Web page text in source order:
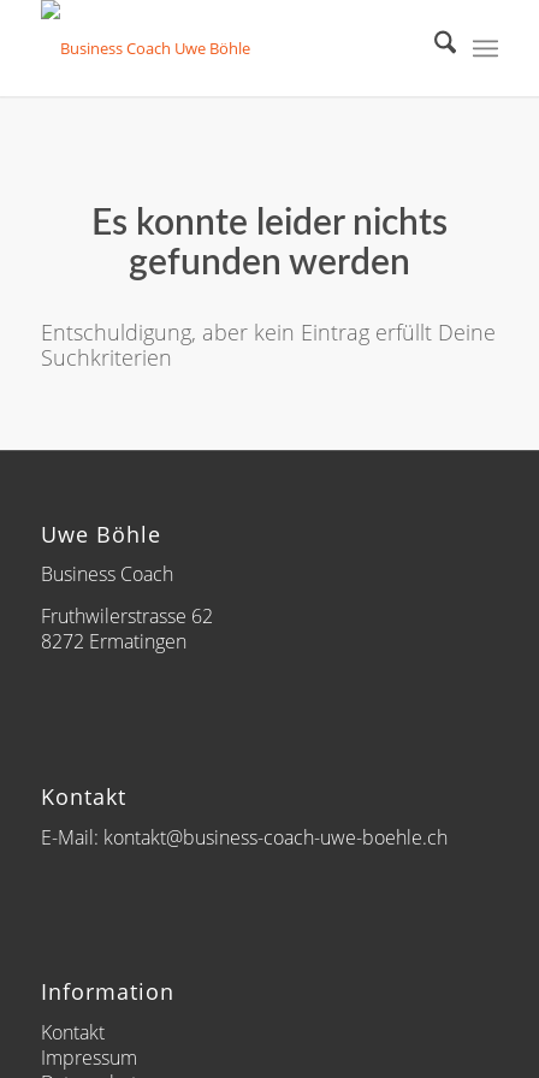
Es konnte leider nichts
gefunden werden
Entschuldigung, aber kein Eintrag erfüllt Deine
Suchkriterien
Uwe Böhle
Business Coach
Fruthwilerstrasse 62
8272 Ermatingen
Kontakt
E-Mail: kontakt@business-coach-uwe-boehle.ch
Information
Kontakt
Impressum